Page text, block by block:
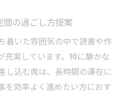
間の過ごし方提案
着いた雰囲気の中で読書や作
充実しています。特に静かな
し込む席は、長時間の滞在に
を効率よく進めたい方におす